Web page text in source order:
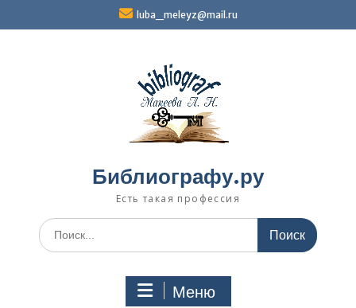
luba_meleyz@mail.ru
Библиографу.ру
Есть такая профессия
Поиск
по:
Меню